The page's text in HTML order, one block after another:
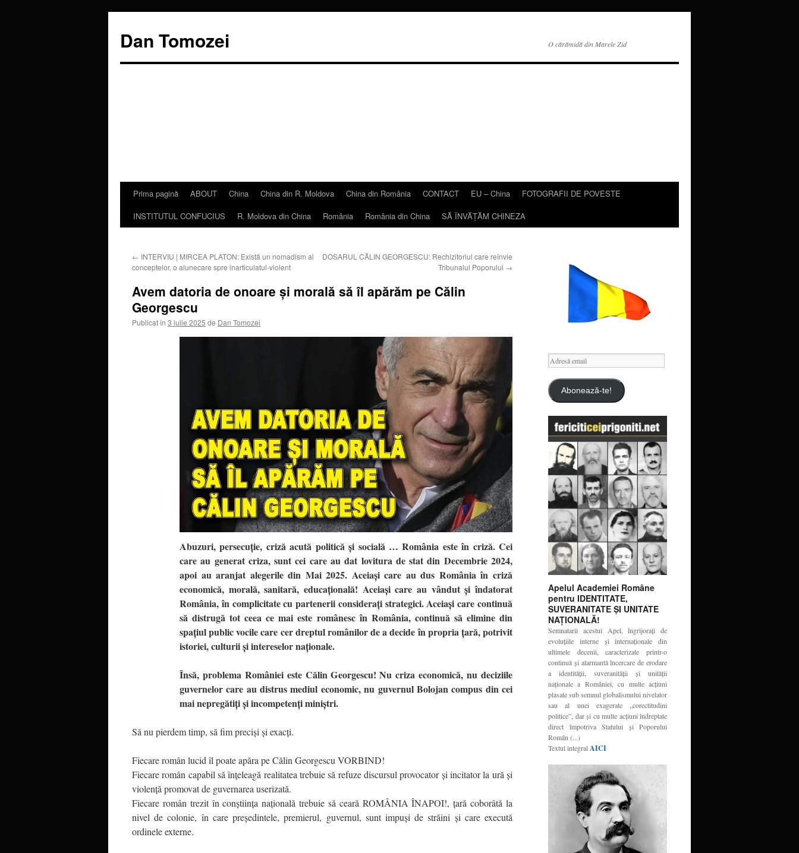
Dan Tomozei O cărămidă din Marele Zid
SariPrima pagină ABOUT China China din R. Moldova China din România CONTACT EU – China
FOTOGRAFII DE POVESTE
INSTITUTUL CONFUCIUS
R. Moldova din China România România din China SĂ ÎNVĂŢĂM CHINEZA
← INTERVIU | MIRCEA PLATON: Există un nomadism al
conceptelor, o alunecare spre inarticulatul-violent
DOSARUL CĂLIN GEORGESCU: Rechizitoriul care reînvie
Tribunalul Poporului →
Avem datoria de onoare și morală să îl apărăm pe Călin
Georgescu
Publicat în 3 iulie 2025 de Dan Tomozei
Abuzuri, persecuție, criză acută politică și socială … România este în criză. Cei
care au generat criza, sunt cei care au dat lovitura de stat din Decembrie 2024,
apoi au aranjat alegerile din Mai 2025. Aceiași care au dus România în criză
economică, morală, sanitară, educațională! Aceiași care au vândut și îndatorat
România, în complicitate cu partenerii considerați strategici. Aceiași care continuă
să distrugă tot ceea ce mai este românesc în România, continuă să elimine din
spațiul public vocile care cer dreptul românilor de a decide în propria țară, potrivit
istoriei, culturii și intereselor naționale.
Însă, problema României este Călin Georgescu! Nu criza economică, nu deciziile
guvernelor care au distrus mediul economic, nu guvernul Bolojan compus din cei
mai nepregătiți și incompetenți miniștri.
Să nu pierdem timp, să fim preciși și exacți.
Fiecare român lucid îl poate apăra pe Călin Georgescu VORBIND!
Fiecare român capabil să înțeleagă realitatea trebuie să refuze discursul provocator și incitator la ură și
violență promovat de guvernarea userizată.
Fiecare român trezit în conștiința națională trebuie să ceară ROMÂNIA ÎNAPOI!, țară coborâtă la
nivel de colonie, în care președintele, premierul, guvernul, sunt impuși de străini și care execută
ordinele externe.
Adresă
email
Abonează-te!
Apelul Academiei Române
pentru IDENTITATE,
SUVERANITATE ŞI UNITATE
NAŢIONALĂ!
Semnatarii acestui Apel, îngrijoraţi de
evoluţiile interne şi internaţionale din
ultimele decenii, caracterizate printr-o
continuă şi alarmantă încercare de erodare
a identităţii, suveranităţii şi unităţii
naţionale a României, cu multe acţiuni
plasate sub semnul globalismului nivelator
sau al unei exagerate „corectitudini
politice”, dar şi cu multe acţiuni îndreptate
direct împotriva Statului şi Poporului
Român (...)
Textul integralAICI